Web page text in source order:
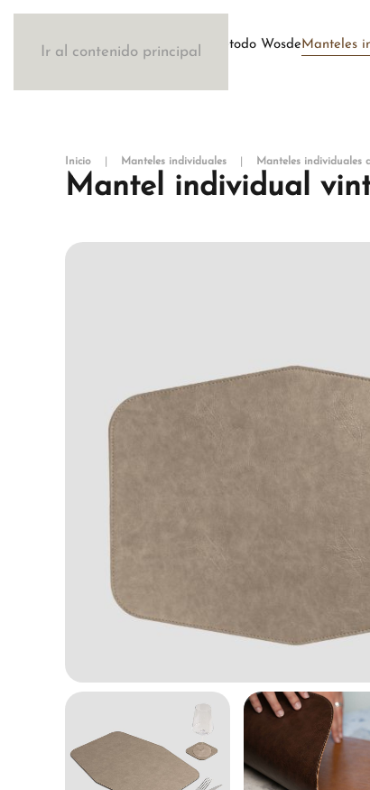
Ir al contenido principal Método WosdeManteles
Inicio Manteles individuales Manteles individuales
Mantel individual